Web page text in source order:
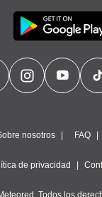
nosotros FAQ
de privacidad
Todos los